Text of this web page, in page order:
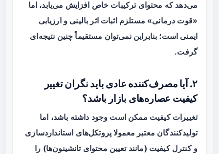
می‌دهد که محتوای ترکیبات خاص افزایش می‌یابد، اما
«قوت درمانی» مستلزم اثبات اثر بالینی و ارزیابی
ایمنی است؛ بنابراین نمی‌توان مستقیماً چنین نتیجه‌ای
گرفت.
۲. آیا مصرف‌کننده عادی باید نگران تغییر
کیفیت عصاره‌های بازار باشد؟
تغییرات کیفیت ممکن است وجود داشته باشد، اما
تولیدکنندگان معتبر معمولا پروتکل‌های استانداردسازی
و کنترل کیفیت (مانند تعیین محتوای تانشینون‌ها) را